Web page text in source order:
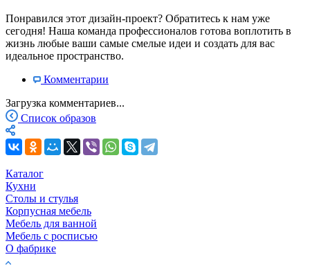
Понравился этот дизайн-проект? Обратитесь к нам уже
сегодня! Наша команда профессионалов готова воплотить в
жизнь любые ваши самые смелые идеи и создать для вас
идеальное пространство.
Комментарии
Загрузка комментариев...
Список образов
Каталог
Кухни
Столы и стулья
Корпусная мебель
Мебель для ванной
Мебель с росписью
О фабрике